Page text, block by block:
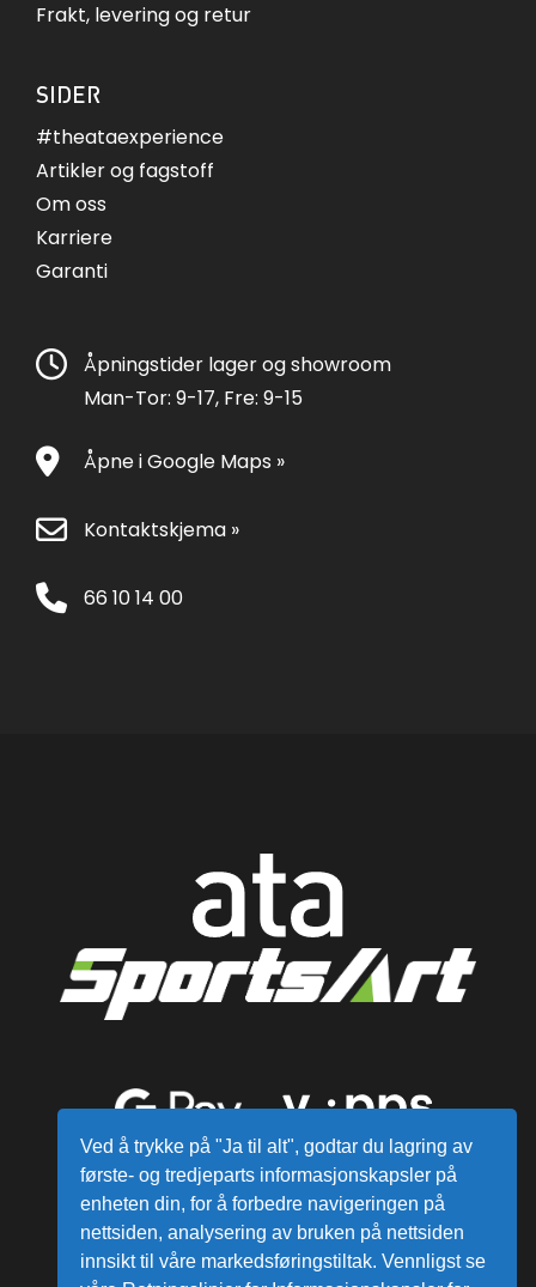
Frakt, levering og retur
SIDER
#theataexperience
Artikler og fagstoff
Om oss
Karriere
Garanti
Åpningstider lager og showroom
Man-Tor: 9-17, Fre: 9-15
Åpne i Google Maps »
Kontaktskjema »
66 10 14 00
Ved å trykke på "Ja til alt", godtar du lagring av
første- og tredjeparts informasjonskapsler på
enheten din, for å forbedre navigeringen på
nettsiden, analysering av bruken på nettsiden
innsikt til våre markedsføringstiltak. Vennligst se